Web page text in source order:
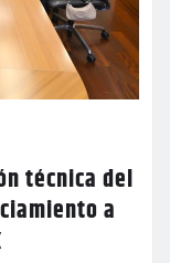
técnica del
a